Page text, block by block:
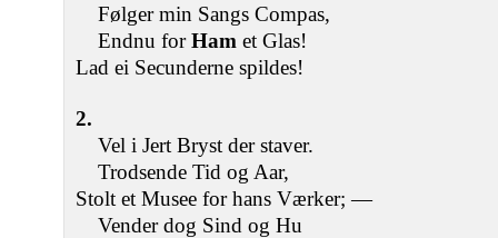
Følger min Sangs Compas,
Endnu forHam et Glas!
Lad ei Secunderne spildes!
2.
Vel i Jert Bryst der staver.
Trodsende Tid og Aar,
Stolt et Musee for hans Værker; —
Vender dog Sind og Hu